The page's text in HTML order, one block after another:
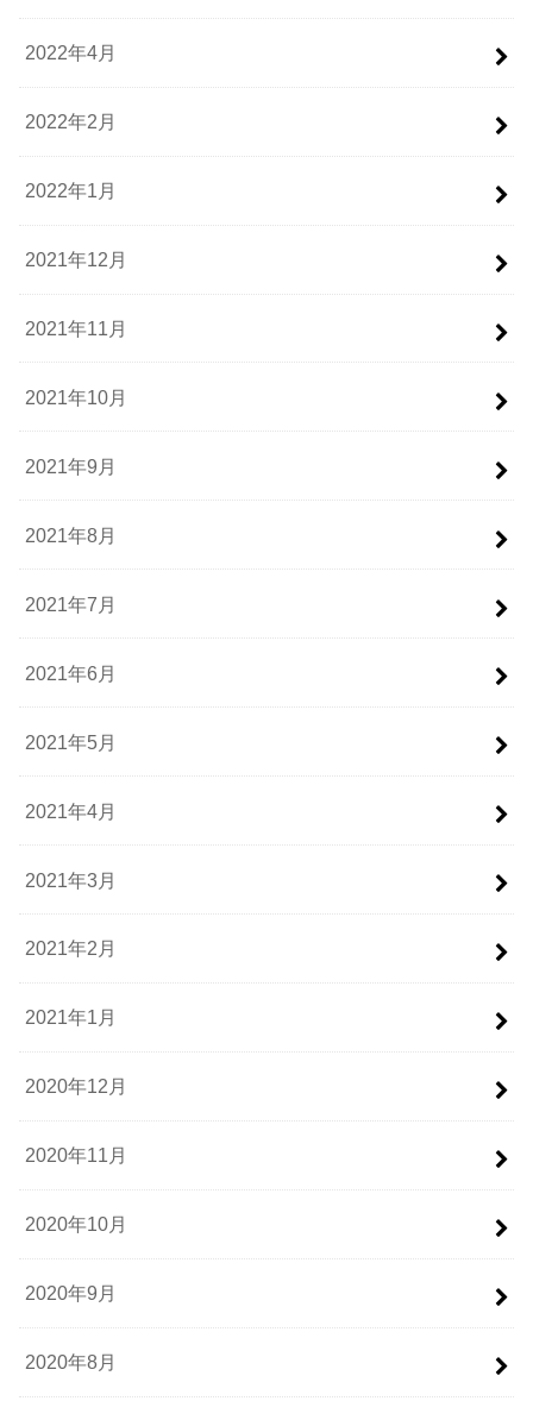
2022年4月
2022年2月
2022年1月
2021年12月
2021年11月
2021年10月
2021年9月
2021年8月
2021年7月
2021年6月
2021年5月
2021年4月
2021年3月
2021年2月
2021年1月
2020年12月
2020年11月
2020年10月
2020年9月
2020年8月